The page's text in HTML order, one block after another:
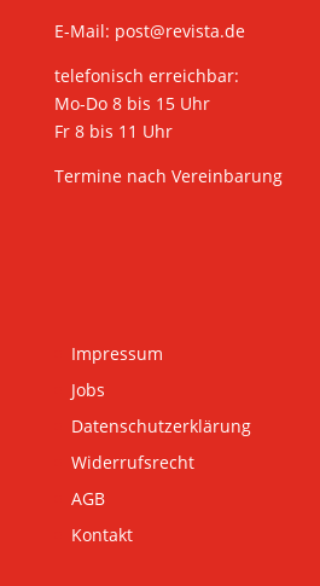
E-Mail: post@revista.de
telefonisch erreichbar:
Mo-Do 8 bis 15 Uhr
Fr 8 bis 11 Uhr
Termine nach Vereinbarung
Impressum
Jobs
Datenschutzerklärung
Widerrufsrecht
AGB
Kontakt